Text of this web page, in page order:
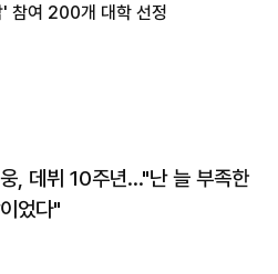
참여 200개 대학 선정
, 데뷔 10주년…"난 늘 부족한
었다"